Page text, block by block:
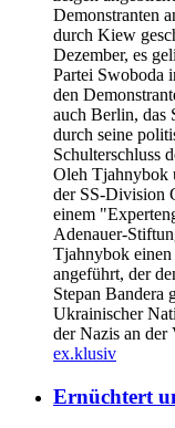
Demonstranten
durch Kiew
Dezember, es
Partei Swoboda
den
auch Berlin, das
durch seine
Schulterschluss
Oleh Tjahnybok
der SS-Division
einem
Adenauer-
Tjahnybok einen
angeführt, der
Stepan Bandera
Ukrainischer
der Nazis an der
ex.klusiv
Ernüchtert